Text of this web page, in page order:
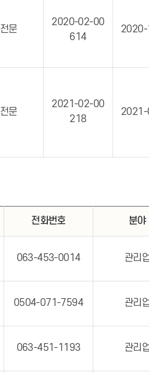
전문
2020-02-00
614
전문
2021-02-00
218
전화번호 분야
063-453-0014 관리
0504-071-7594 관리
063-451-1193 관리